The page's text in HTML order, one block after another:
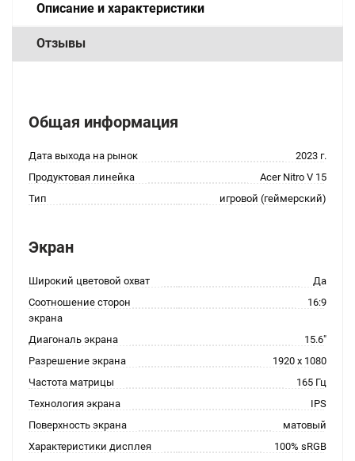
Описание и характеристики
Отзывы
Общая информация
Дата выхода на рынок
2023 г.
Продуктовая линейка
Acer Nitro V 15
Тип
игровой (геймерский)
Экран
Широкий цветовой охват
Да
Соотношение сторон
экрана
16:9
Диагональ экрана
15.6"
Разрешение экрана
1920 x 1080
Частота матрицы
165 Гц
Технология экрана
IPS
Поверхность экрана
матовый
Характеристики дисплея
100% sRGB